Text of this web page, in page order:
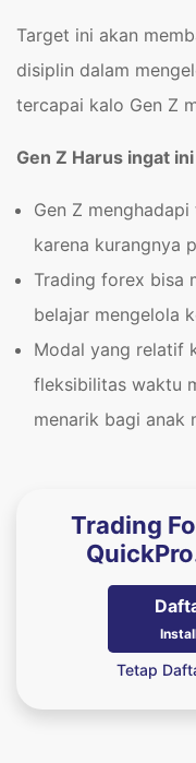
Target ini akan
disiplin dalam
tercapai kalo Gen Z
Gen Z Harus ingat ini
Gen Z
karena kurangnya
Trading forex bisa
belajar mengelola
Modal yang relatif
fleksibilitas waktu
menarik bagi anak
Trading
Tetap